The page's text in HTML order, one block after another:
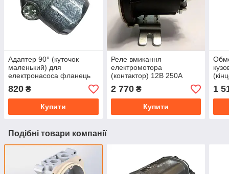
Адаптер 90° (куточок
маленький) для
електронасоса фланець
3/8" Q30
820 ₴
Купити
Реле вмикання
електромотора
(контактор) 12В 250А
(684-1291-212-17)
HIDROS
2 770₴
Купити
1
Подібні товари компанії